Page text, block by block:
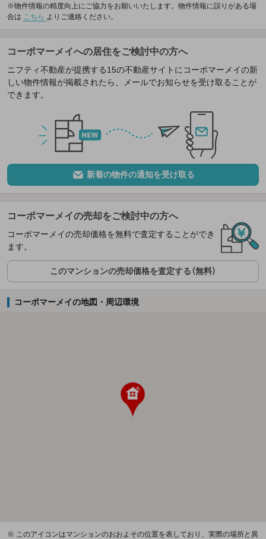
※物件情報の精度向上にご協力をお願いいたします。物件情報に誤りがある場
合は こちら よりご連絡ください。
コーポマーメイへの居住をご検討中の方へ
ニフティ不動産が提携する15の不動産サイトにコーポマーメイの新
しい物件情報が掲載されたら、メールでお知らせを受け取ることが
できます。
新着の物件の通知を受け取る
コーポマーメイの売却をご検討中の方へ
コーポマーメイの売却価格を無料で査定することができ
ます。
このマンションの売却価格を査定する（無料）
コーポマーメイの地図・周辺環境
※ このアイコンはマンションのおおよその位置を表しており、実際の場所と異